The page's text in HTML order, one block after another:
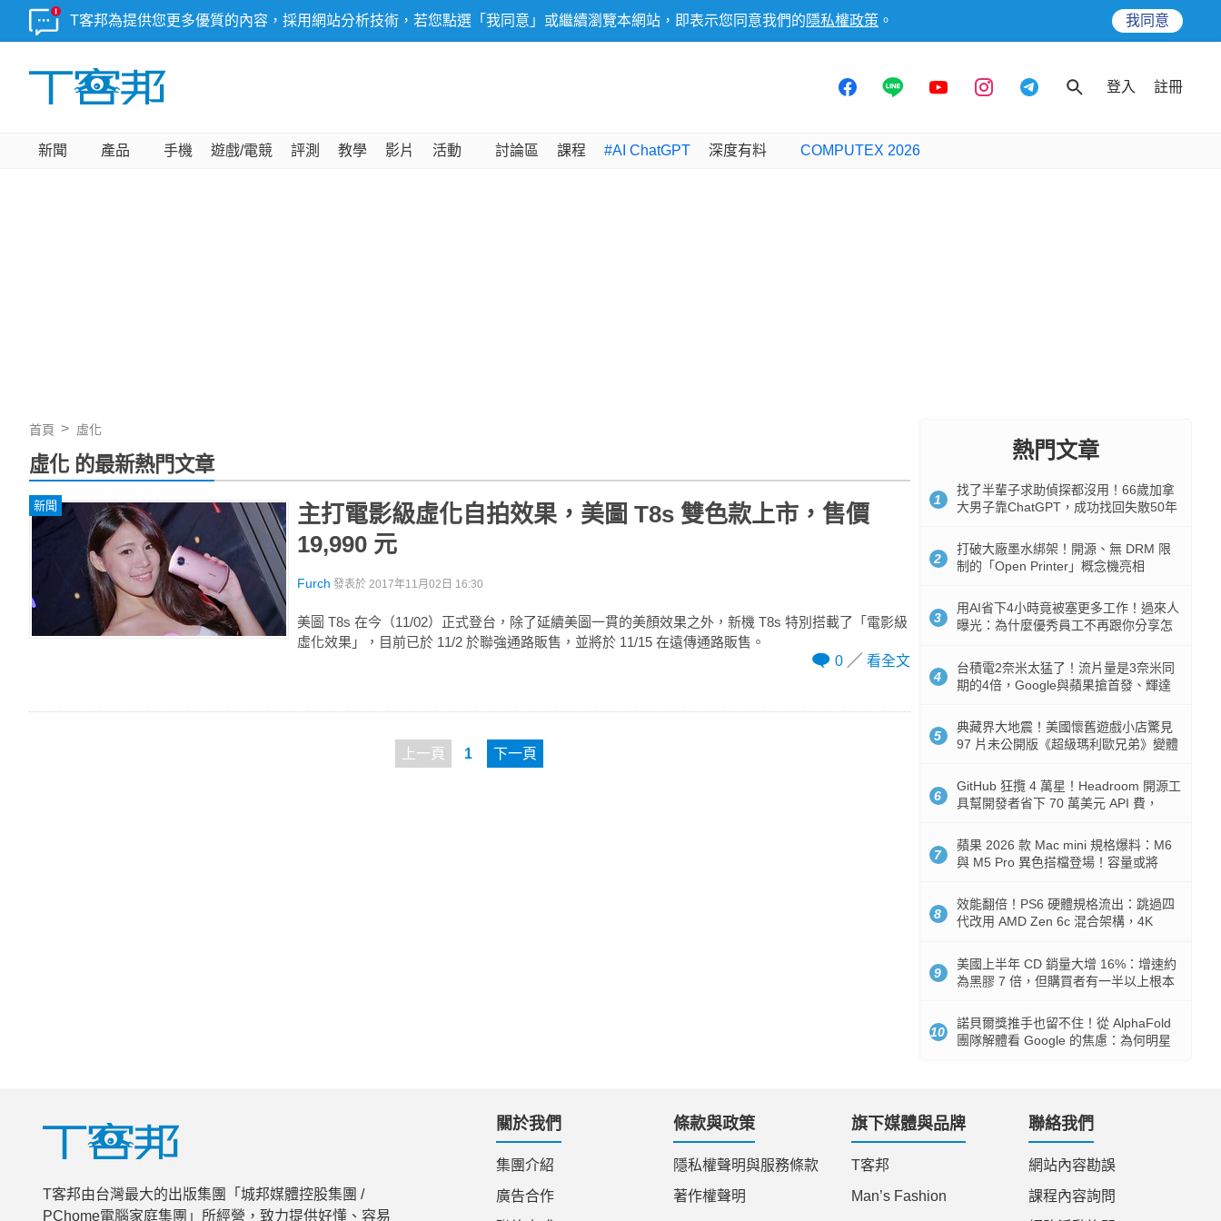
T客邦為提供您更多優質的內容，採用網站分析技術，若您點選「我同意」或繼續瀏覽本網站，即表示您同意我們的 隱私權政策 。 我同意
登入 註冊
新聞 產品 手機 遊戲/電競 評測 教學 影片 活動 討論區 課程 #AI ChatGPT 深度有料 COMPUTEX 2026
首頁 虛化
虛化 的最新熱門文章
新聞
主打電影級虛化自拍效果，美圖 T8s 雙色款上市，售價
19,990 元
Furch 發表於 2017年11月02日 16:30
美圖 T8s 在今（11/02）正式登台，除了延續美圖一貫的美顏效果之外，新機 T8s 特別搭載了「電影級
虛化效果」，目前已於 11/2 於聯強通路販售，並將於 11/15 在遠傳通路販售。
0
看全文
上一頁 1 下一頁
熱門文章
1
找了半輩子求助偵探都沒用！66歲加拿
大男子靠ChatGPT，成功找回失散50年
2
打破大廠墨水綁架！開源、無 DRM 限
制的「Open Printer」概念機亮相
3
用AI省下4小時竟被塞更多工作！過來人
曝光：為什麼優秀員工不再跟你分享怎
4
台積電2奈米太猛了！流片量是3奈米同
期的4倍，Google與蘋果搶首發、輝達
5
典藏界大地震！美國懷舊遊戲小店驚見
97 片未公開版《超級瑪利歐兄弟》變體
6
GitHub 狂攬 4 萬星！Headroom 開源工
具幫開發者省下 70 萬美元 API 費，
7
蘋果 2026 款 Mac mini 規格爆料：M6
與 M5 Pro 異色搭檔登場！容量或將
8
效能翻倍！PS6 硬體規格流出：跳過四
代改用 AMD Zen 6c 混合架構，4K
9
美國上半年 CD 銷量大增 16%：增速約
為黑膠 7 倍，但購買者有一半以上根本
10
諾貝爾獎推手也留不住！從 AlphaFold
團隊解體看 Google 的焦慮：為何明星
T客邦由台灣最大的出版集團「城邦媒體控股集團 /
PChome電腦家庭集團」所經營，致力提供好懂、容易
關於我們
集團介紹
廣告合作
條款與政策
隱私權聲明與服務條款
著作權聲明
旗下媒體與品牌
T客邦
Man’s Fashion
聯絡我們
網站內容勘誤
課程內容詢問